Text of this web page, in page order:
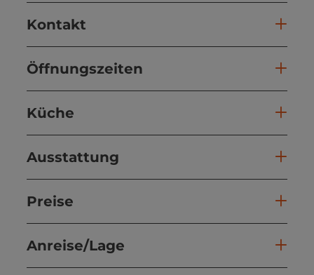
Kontakt
Öffnungszeiten
Küche
Ausstattung
Preise
Anreise/Lage